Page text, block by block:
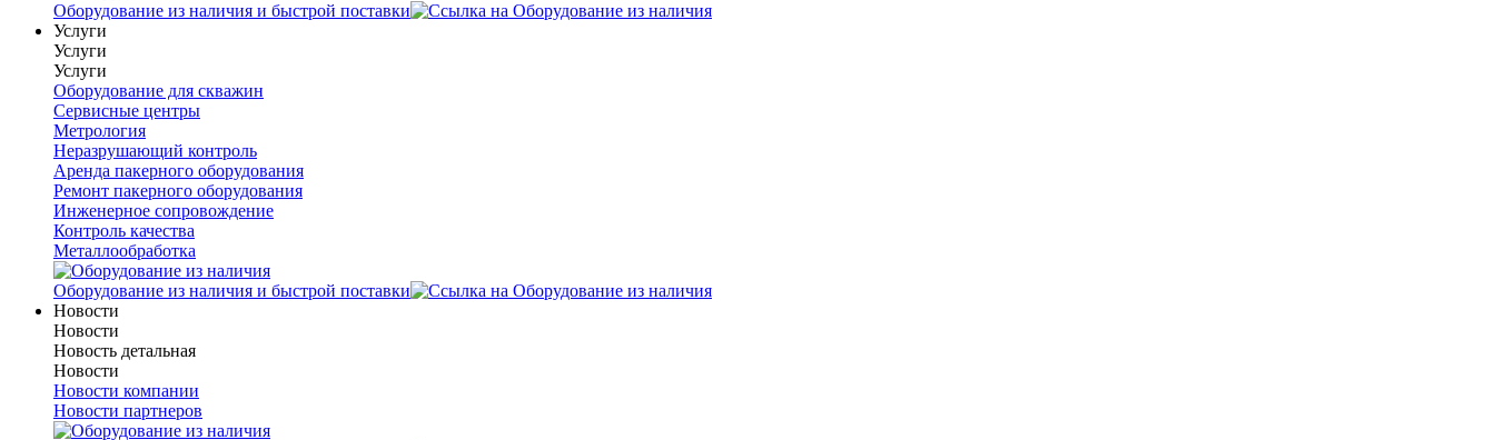
Оборудование из наличия и быстрой поставки
Услуги
Услуги
Услуги
Оборудование для скважин
Сервисные центры
Метрология
Неразрушающий контроль
Аренда пакерного оборудования
Ремонт пакерного оборудования
Инженерное сопровождение
Контроль качества
Металлообработка
Оборудование из наличия и быстрой поставки
Новости
Новости
Новость детальная
Новости
Новости компании
Новости партнеров